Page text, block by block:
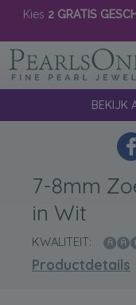
Kies 2 GRATIS
BEKIJK
7-8mm
in Wit
KWALITEIT:
Productdetails